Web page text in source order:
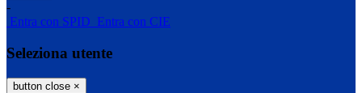
-
Entra con SPID Entra con CIE
Seleziona utente
button close ×